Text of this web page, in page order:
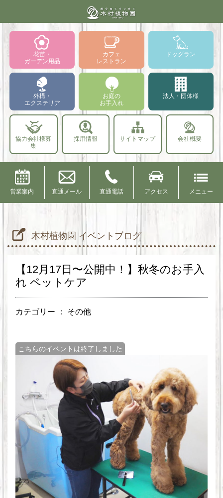
花苗・
ガーデン用品
カフェ
レストラン
ドッグラン
外構・
エクステリア
お庭の
お手入れ
法人・団体様
協力会社様募
集
採用情報 サイトマップ 会社概要
営業案内 直通メール 直通電話 アクセス メニュー
木村植物園 イベントブログ
【12月17日〜公開中！】秋冬のお手入
れ ペットケア
カテゴリー ： その他
こちらのイベントは終了しました